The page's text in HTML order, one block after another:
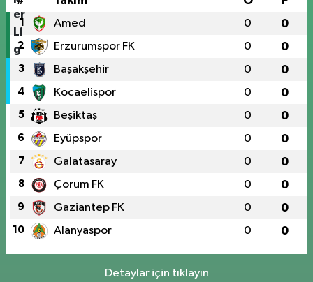
1 Amed 0 0
2 Erzurumspor FK 0 0
3 Başakşehir 0 0
4 Kocaelispor 0 0
5 Beşiktaş 0 0
6 Eyüpspor 0 0
7 Galatasaray 0 0
8 Çorum FK 0 0
9 Gaziantep FK 0 0
10 Alanyaspor 0 0
Detaylar için tıklayın